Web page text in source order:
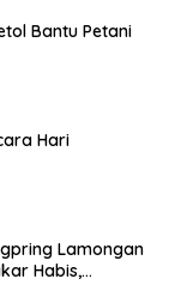
Bantu Petani
Hari
Lamongan
Habis,